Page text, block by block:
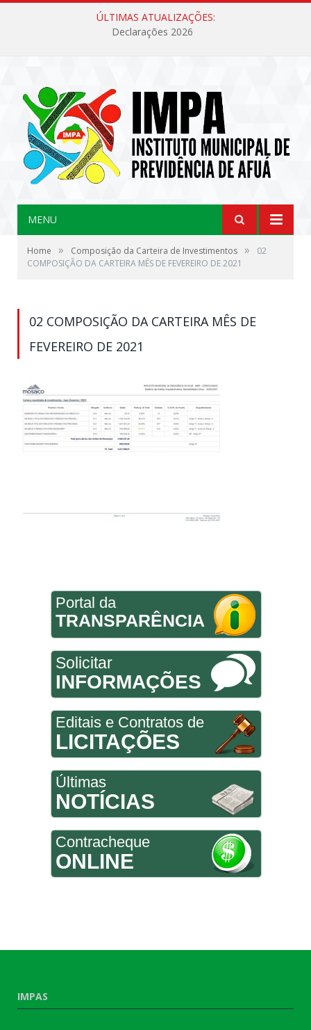
ÚLTIMAS ATUALIZAÇÕES:
Declarações 2026
MENU
Home » Composição da Carteira de Investimentos »
02
COMPOSIÇÃO DA CARTEIRA MÊS DE FEVEREIRO DE 2021
02 COMPOSIÇÃO DA CARTEIRA MÊS DE
FEVEREIRO DE 2021
Portal da
TRANSPARÊNCIA
Solicitar
INFORMAÇÕES
Editais e Contratos de
LICITAÇÕES
Últimas
NOTÍCIAS
Contracheque
ONLINE
IMPAS